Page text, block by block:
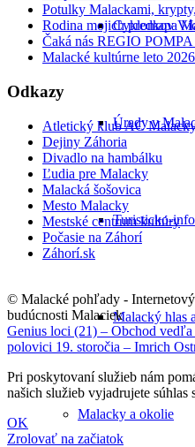
Cyklomapa
Úrady v
Turisticko-
Malacký hlas
Malacky a okolie
Potulky Malackami,
Rodina mojich predkov
Čaká nás REGIO POMPA
Malacké kultúrne leto
Odkazy
Atletický klub AC
Dejiny Záhoria
Divadlo na hambálku
Ľudia pre Malacky
Malacká šošovica
Mesto Malacky
Mestské centrum kultúry
Počasie na Záhorí
Záhorí.sk
© Malacké pohľady - Internetový
budúcnosti Malaciek
Genius loci (21) – Obchod vedľa
polovici 19. storočia – Imrich
Pri poskytovaní služieb nám
našich služieb vyjadrujete súhlas
OK
Zrolovať na začiatok